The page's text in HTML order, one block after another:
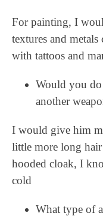
For painting, I
textures and
with tattoos and
Would you
another
I would give him
little more long
hooded cloak, I
cold
What type of